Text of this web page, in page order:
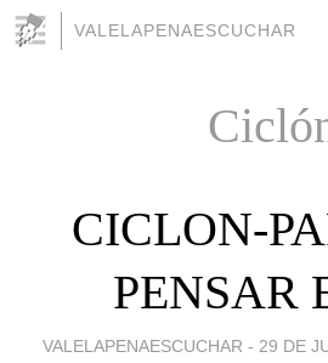
VALELAPENAESCUCHAR
CICLON-
PENSAR
VALELAPENAESCUCHAR - 29 DE